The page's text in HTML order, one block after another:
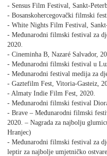
- Sensus Film Festival, Sankt-
- Bosanskohercegovački filmski
- White Nights Film Festival,
- Međunarodni filmski festival za
2020.
- Cineminha B, Nazaré Salvador,
- Međunarodni filmski festival u
- Međunarodni festival medija za
- Gaztefilm Fest, Vitoria-Gasteiz,
- Almaty Indie Film Fest, 2020.
- Međunarodni filmski festival
- Brave – Međunarodni filmski
2020. – Nagrada za najbolju
Hranjec)
- Međunarodni filmski festival za
leptir za najbolje umjetničko